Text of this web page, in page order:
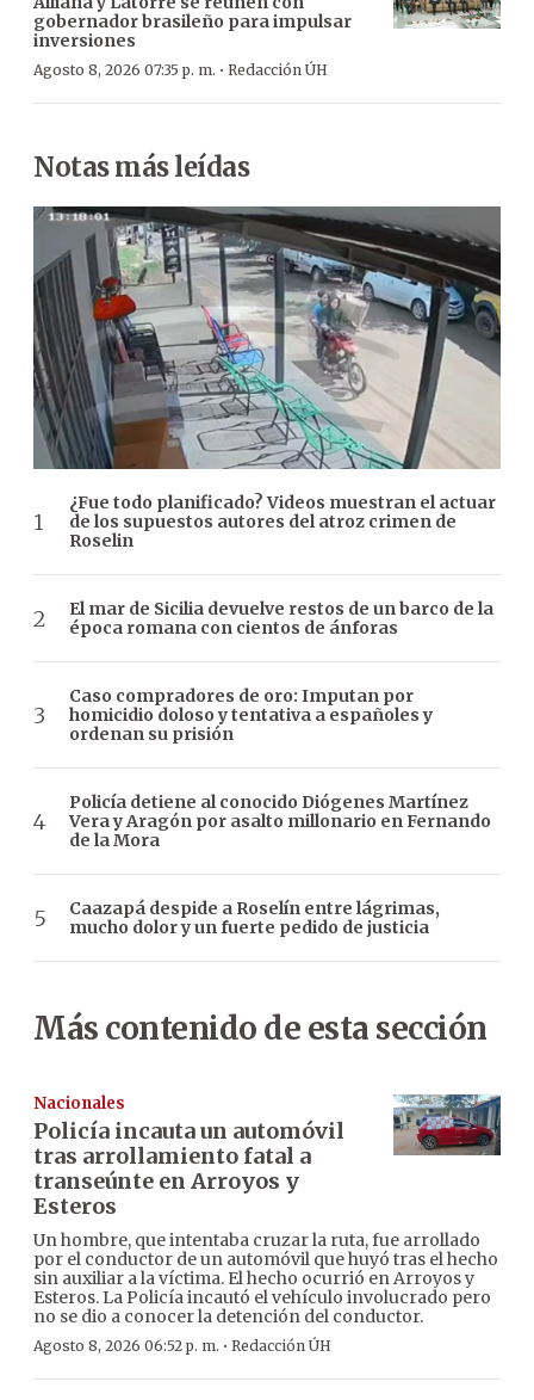
gobernador brasileño para impulsar
inversiones
Agosto 8, 2026 07:35 p. m. · Redacción ÚH
Notas más leídas
¿Fue todo planificado? Videos muestran el actuar
de los supuestos autores del atroz crimen de
Roselin
El mar de Sicilia devuelve restos de un barco de la
época romana con cientos de ánforas
Caso compradores de oro: Imputan por
homicidio doloso y tentativa a españoles y
ordenan su prisión
Policía detiene al conocido Diógenes Martínez
Vera y Aragón por asalto millonario en Fernando
de la Mora
Caazapá despide a Roselín entre lágrimas,
mucho dolor y un fuerte pedido de justicia
Más contenido de esta sección
Nacionales
Policía incauta un automóvil
tras arrollamiento fatal a
transeúnte en Arroyos y
Esteros
Un hombre, que intentaba cruzar la ruta, fue arrollado
por el conductor de un automóvil que huyó tras el hecho
sin auxiliar a la víctima. El hecho ocurrió en Arroyos y
Esteros. La Policía incautó el vehículo involucrado pero
no se dio a conocer la detención del conductor.
Agosto 8, 2026 06:52 p. m. · Redacción ÚH